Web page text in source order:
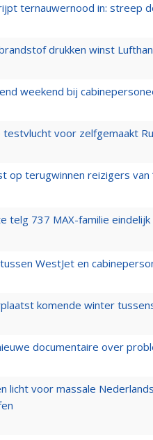
ternauwernood in: streep
drukken winst
weekend bij
testvlucht voor zelfgemaakt
op terugwinnen reizigers van
telg 737 MAX-familie
WestJet en
komende winter
documentaire over
licht voor massale